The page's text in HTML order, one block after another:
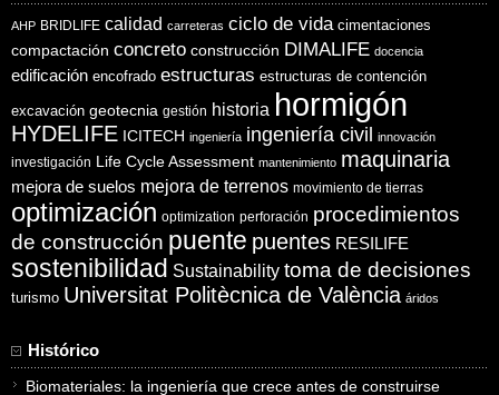
AHP BRIDLIFE calidad carreteras ciclo de vida cimentaciones
compactación concreto construcción DIMALIFE docencia
edificación encofrado estructuras estructuras de contención
excavación geotecnia gestión historia hormigón
HYDELIFE ICITECH ingeniería ingeniería civil innovación
investigación Life Cycle Assessment mantenimiento maquinaria
mejora de suelos mejora de terrenos movimiento de tierras
optimización optimization perforación procedimientos
de construcción puente puentes RESILIFE
sostenibilidad Sustainability toma de decisiones
turismo Universitat Politècnica de València áridos
Histórico
Biomateriales: la ingeniería que crece antes de construirse